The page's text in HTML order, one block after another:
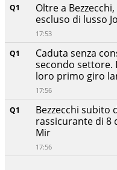
Q1
Bezzecchi
rassicurante di 8
Mir
17:56
Q1
Caduta senza
secondo settore.
loro primo giro
17:56
Q1
Oltre a
escluso di lusso
17:53